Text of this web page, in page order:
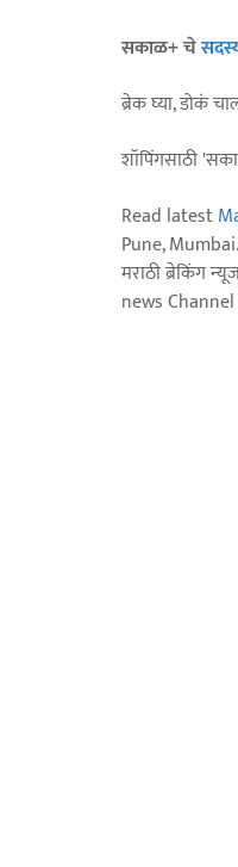
सकाळ+ चे
ब्रेक घ्या, डोकं
शॉपिंगसाठी
Read latest
Pune,
मराठी ब्रेकिंग
news